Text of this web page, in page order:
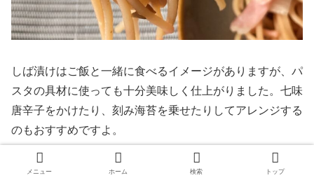
しば漬けはご飯と一緒に食べるイメージがありますが、パ
スタの具材に使っても十分美味しく仕上がりました。七味
唐辛子をかけたり、刻み海苔を乗せたりしてアレンジする
のもおすすめですよ。
メニュー ホーム 検索 トップ